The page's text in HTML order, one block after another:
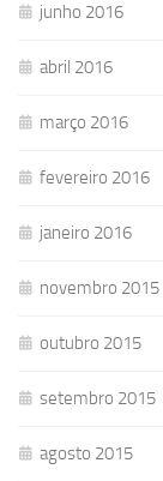
junho 2016
abril 2016
março 2016
fevereiro 2016
janeiro 2016
novembro 2015
outubro 2015
setembro 2015
agosto 2015